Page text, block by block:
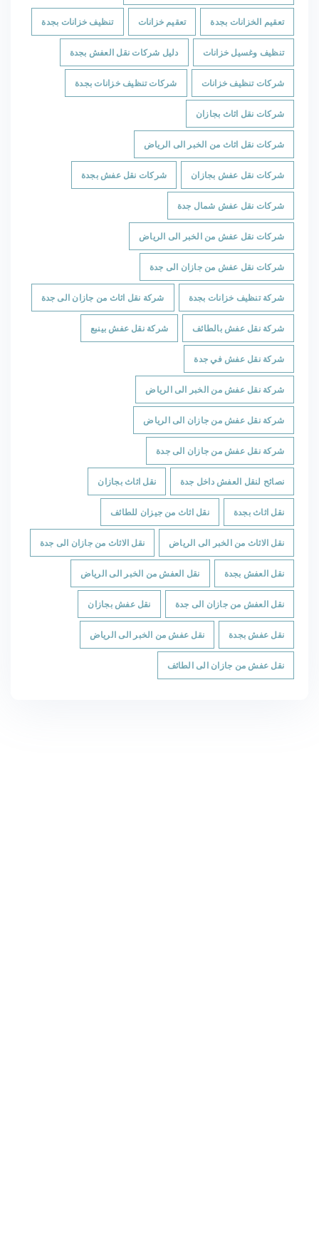
تعقيم الخزانات بجدة تعقيم خزانات تنظيف خزانات بجدة
تنظيف وغسيل خزانات دليل شركات نقل العفش بجدة
شركات تنظيف خزانات شركات تنظيف خزانات بجدة
شركات نقل اثاث بجازان
شركات نقل اثاث من الخبر الى الرياض
شركات نقل عفش بجازان شركات نقل عفش بجدة
شركات نقل عفش شمال جدة
شركات نقل عفش من الخبر الى الرياض
شركات نقل عفش من جازان الى جدة
شركة تنظيف خزانات بجدة شركة نقل اثاث من جازان الى جدة
شركة نقل عفش بالطائف شركة نقل عفش بينبع
شركة نقل عفش في جدة
شركة نقل عفش من الخبر الى الرياض
شركة نقل عفش من جازان الى الرياض
شركة نقل عفش من جازان الى جدة
نصائح لنقل العفش داخل جدة نقل اثاث بجازان
نقل اثاث بجدة نقل اثاث من جيزان للطائف
نقل الاثاث من الخبر الى الرياض نقل الاثاث من جازان الى جدة
نقل العفش بجدة نقل العفش من الخبر الى الرياض
نقل العفش من جازان الى جدة نقل عفش بجازان
نقل عفش بجدة نقل عفش من الخبر الى الرياض
نقل عفش من جازان الى الطائف